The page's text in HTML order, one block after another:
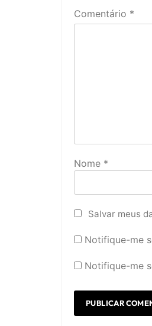
Comentário *
Nome *
Salvar meus
Notifique-me
Notifique-me